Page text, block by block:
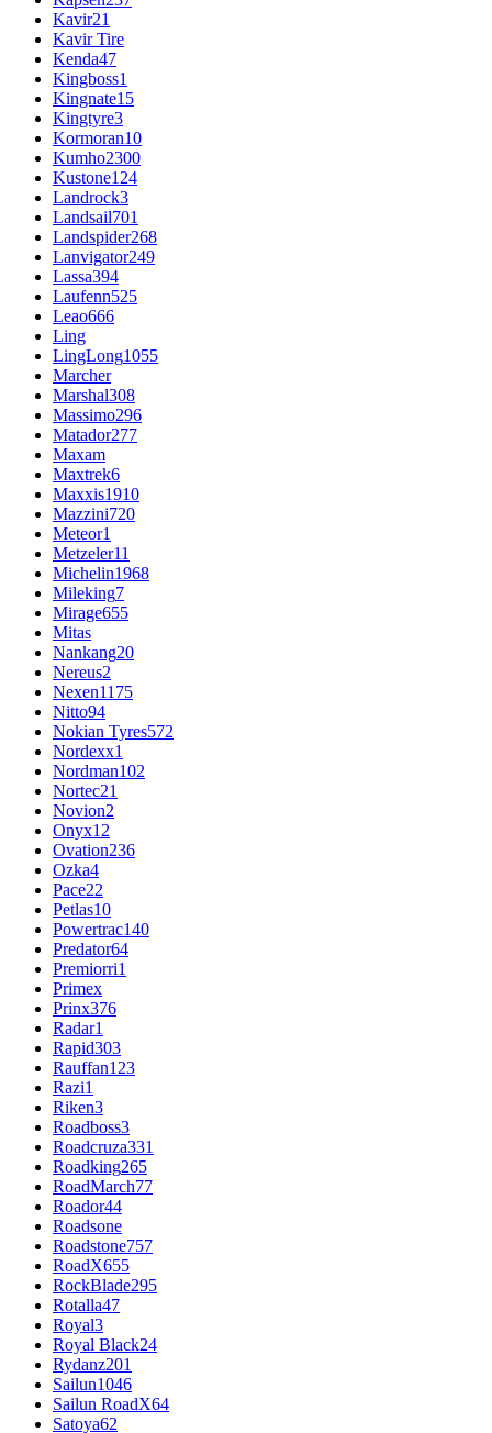
Kavir21
Kavir Tire
Kenda47
Kingboss1
Kingnate15
Kingtyre3
Kormoran10
Kumho2300
Kustone124
Landrock3
Landsail701
Landspider268
Lanvigator249
Lassa394
Laufenn525
Leao666
Ling
LingLong1055
Marcher
Marshal308
Massimo296
Matador277
Maxam
Maxtrek6
Maxxis1910
Mazzini720
Meteor1
Metzeler11
Michelin1968
Mileking7
Mirage655
Mitas
Nankang20
Nereus2
Nexen1175
Nitto94
Nokian Tyres572
Nordexx1
Nordman102
Nortec21
Novion2
Onyx12
Ovation236
Ozka4
Pace22
Petlas10
Powertrac140
Predator64
Premiorri1
Primex
Prinx376
Radar1
Rapid303
Rauffan123
Razi1
Riken3
Roadboss3
Roadcruza331
Roadking265
RoadMarch77
Roador44
Roadsone
Roadstone757
RoadX655
RockBlade295
Rotalla47
Royal3
Royal Black24
Rydanz201
Sailun1046
Sailun RoadX64
Satoya62